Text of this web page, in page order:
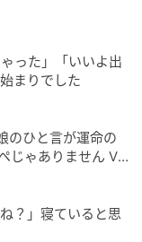
います
体を知って、毎
サポートする
毎日がもっと
ンダー編集室
元記事で読む
った」「いいよ出
まりでした
のひと言が運命の
じゃありません Vo
？」寝ていると思